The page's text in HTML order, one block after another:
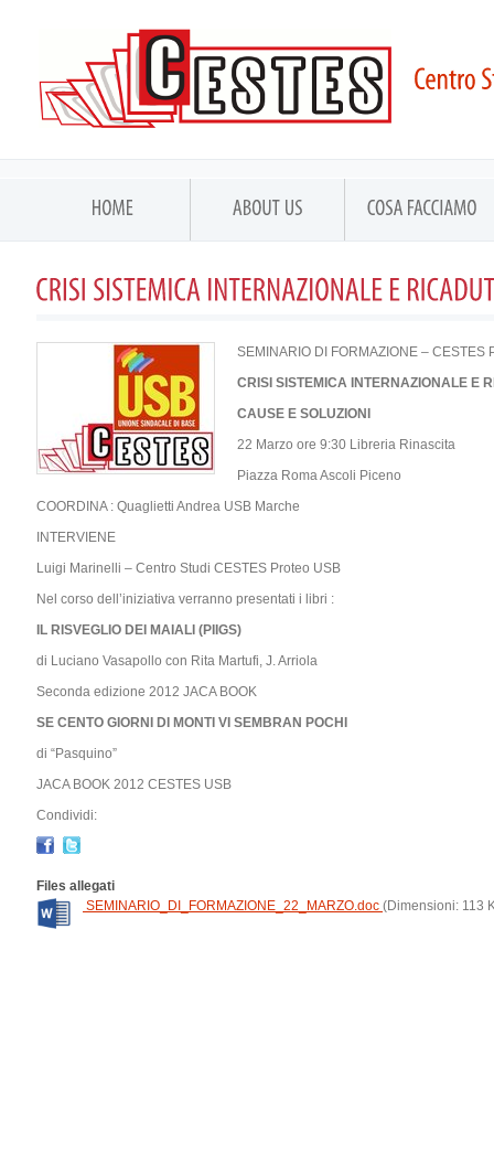
SEMINARIO DI FORMAZIONE – CESTES
CRISI SISTEMICA INTERNAZIONALE E
CAUSE E SOLUZIONI
22 Marzo ore 9:30 Libreria Rinascita
Piazza Roma Ascoli Piceno
COORDINA : Quaglietti Andrea USB Marche
INTERVIENE
Luigi Marinelli – Centro Studi CESTES Proteo USB
Nel corso dell’iniziativa verranno presentati i libri :
IL RISVEGLIO DEI MAIALI (PIIGS)
di Luciano Vasapollo con Rita Martufi, J. Arriola
Seconda edizione 2012 JACA BOOK
SE CENTO GIORNI DI MONTI VI SEMBRAN POCHI
di “Pasquino”
JACA BOOK 2012 CESTES USB
Condividi:
Files allegati
SEMINARIO_DI_FORMAZIONE_22_MARZO.doc (Dimensioni: 113